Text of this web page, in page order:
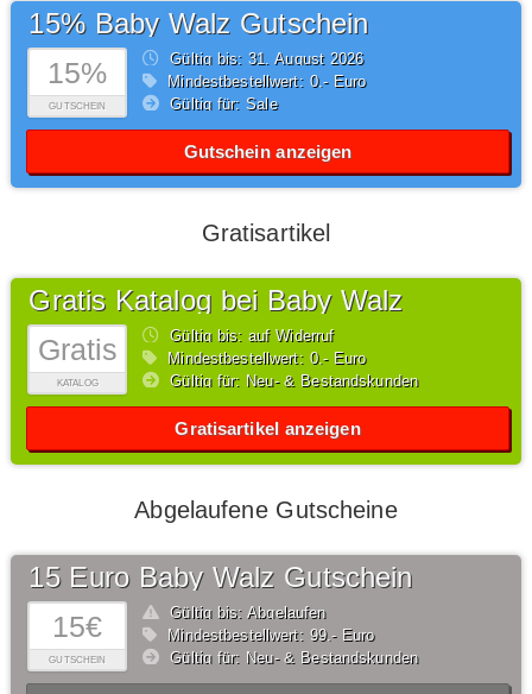
15%
GUTSCHEIN
15% Baby Walz Gutschein
Gültig bis: 31.August2026
Mindestbestellwert: 0,- Euro
Gültig für: Sale
Gutschein anzeigen
Gratisartikel
Gratis
KATALOG
Gratis Katalog bei Baby Walz
Gültig bis: auf Widerruf
Mindestbestellwert: 0,- Euro
Gültig für: Neu- & Bestandskunden
Gratisartikel anzeigen
Abgelaufene Gutscheine
15€
GUTSCHEIN
15 Euro Baby Walz Gutschein
Gültig bis: Abgelaufen
Mindestbestellwert: 99,- Euro
Gültig für: Neu- & Bestandskunden